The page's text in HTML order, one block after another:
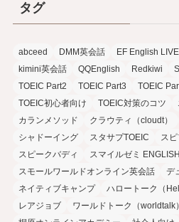
タグ
abceed DMM英会話 EF English LIVE
kimini英会話
QQEnglish Redkiwi
TOEIC Part2
TOEIC Part3 TOEIC
TOEIC初心者向け
TOEIC対策のコツ
カランメソッド
クラウティ（cloudt）
シャドーイング
スタサプTOEIC ス
スピークバディ
スマイルゼミ ENGLISH
スモールワールドオンライン英会話
デ
ネイティブキャンプ
ハロートーク（
レアジョブ
ワールドトーク（worldtalk）